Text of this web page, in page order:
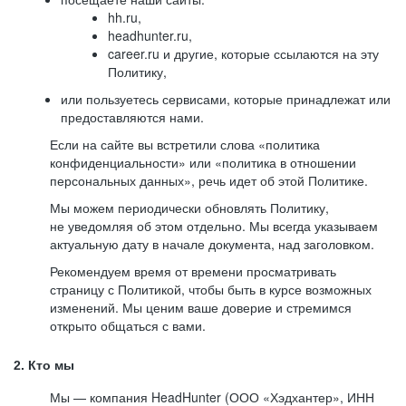
hh.ru,
headhunter.ru,
career.ru и другие, которые ссылаются на эту
Политику,
или пользуетесь сервисами, которые принадлежат или
предоставляются нами.
Если на сайте вы встретили слова «политика
конфиденциальности» или «политика в отношении
персональных данных», речь идет об этой Политике.
Мы можем периодически обновлять Политику,
не уведомляя об этом отдельно. Мы всегда указываем
актуальную дату в начале документа, над заголовком.
Рекомендуем время от времени просматривать
страницу с Политикой, чтобы быть в курсе возможных
изменений. Мы ценим ваше доверие и стремимся
открыто общаться с вами.
2. Кто мы
Мы — компания HeadHunter (ООО «Хэдхантер», ИНН